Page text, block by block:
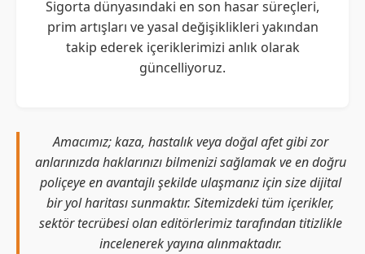
Sigorta dünyasındaki en son hasar süreçleri,
prim artışları ve yasal değişiklikleri yakından
takip ederek içeriklerimizi anlık olarak
güncelliyoruz.
Amacımız; kaza, hastalık veya doğal afet gibi zor
anlarınızda haklarınızı bilmenizi sağlamak ve en doğru
poliçeye en avantajlı şekilde ulaşmanız için size dijital
bir yol haritası sunmaktır. Sitemizdeki tüm içerikler,
sektör tecrübesi olan editörlerimiz tarafından titizlikle
incelenerek yayına alınmaktadır.